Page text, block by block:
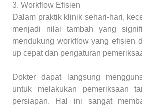
3. Workflow Efisien
Dalam praktik klinik sehari-hari,
menjadi nilai tambah yang
mendukung workflow yang efisien
up cepat dan pengaturan
Dokter dapat langsung
untuk melakukan pemeriksaan
persiapan. Hal ini sangat